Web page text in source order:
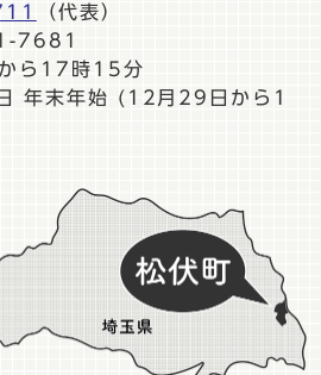
（代表）
7681
ら17時15分
年末年始 (12月29日から1